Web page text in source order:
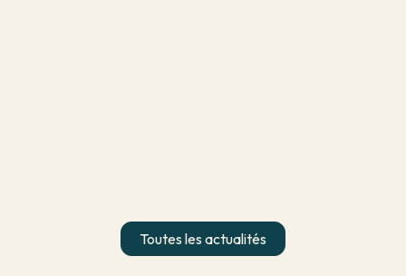
Toutes les actualités